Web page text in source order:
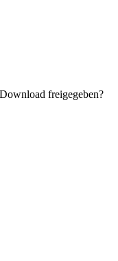
freigegeben?